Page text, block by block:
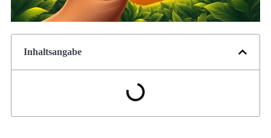
Inhaltsangabe